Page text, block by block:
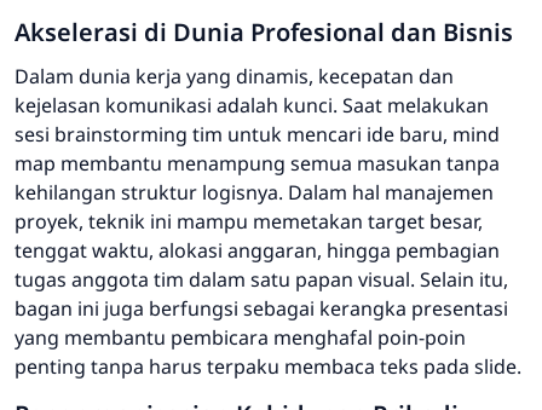
Akselerasi di Dunia Profesional dan Bisnis
Dalam dunia kerja yang dinamis, kecepatan dan
kejelasan komunikasi adalah kunci. Saat melakukan
sesi brainstorming tim untuk mencari ide baru, mind
map membantu menampung semua masukan tanpa
kehilangan struktur logisnya. Dalam hal manajemen
proyek, teknik ini mampu memetakan target besar,
tenggat waktu, alokasi anggaran, hingga pembagian
tugas anggota tim dalam satu papan visual. Selain itu,
bagan ini juga berfungsi sebagai kerangka presentasi
yang membantu pembicara menghafal poin-poin
penting tanpa harus terpaku membaca teks pada slide.